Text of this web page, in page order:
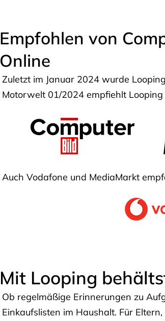
Empfohlen von
Online
Zuletzt im Januar 2024 wurde
Motorwelt 01/2024 empfiehlt
Auch Vodafone und MediaMarkt
Mit Looping
Ob regelmäßige Erinnerungen zu
Einkaufslisten im Haushalt. Für